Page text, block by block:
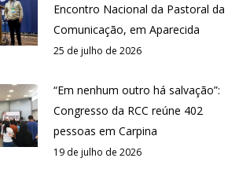
Encontro Nacional da Pastoral da
Comunicação, em Aparecida
25 de julho de 2026
“Em nenhum outro há salvação”:
Congresso da RCC reúne 402
pessoas em Carpina
19 de julho de 2026